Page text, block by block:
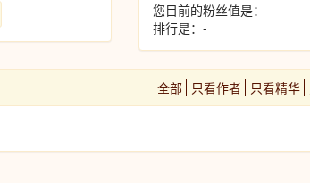
您目前的粉丝值是：-
排行是：-
全部 只看作者 只看精华